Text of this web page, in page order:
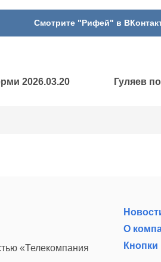
Смотрите "Рифей" в
2026.03.20 Гуляев
«Телекомпания
О